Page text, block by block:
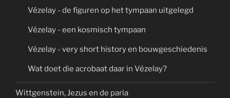
Vézelay - de figuren op het tympaan uitgelegd
Vézelay - een kosmisch tympaan
Vézelay - very short history en bouwgeschiedenis
Wat doet die acrobaat daar in Vézelay?
Wittgenstein, Jezus en de paria